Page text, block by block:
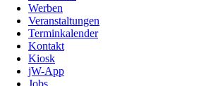
Werben
Veranstaltungen
Terminkalender
Kontakt
Kiosk
jW-App
Jobs